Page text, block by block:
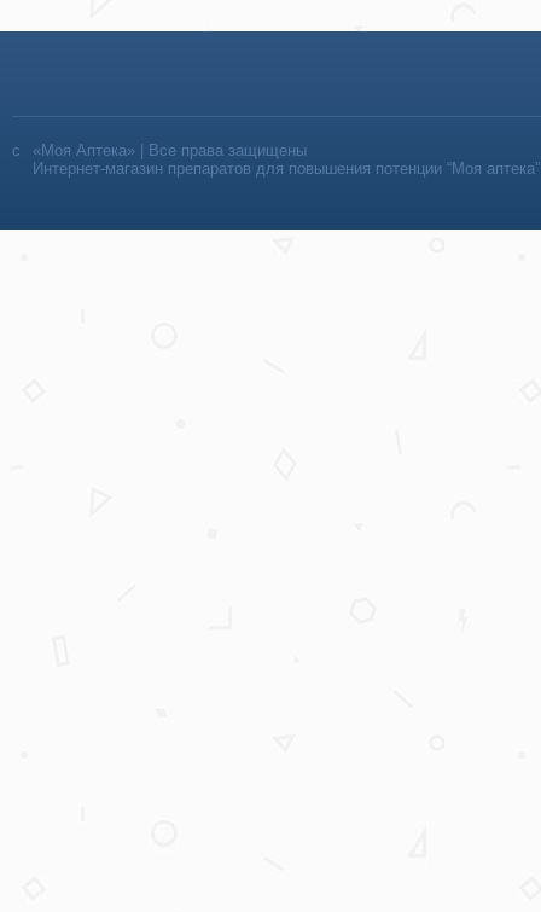
«Моя Аптека» | Все права защищены
Интернет-магазин препаратов для повышения потенции “Моя